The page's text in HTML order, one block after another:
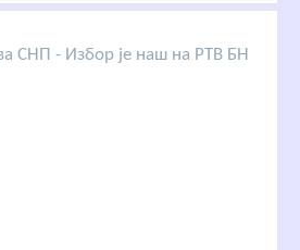
СНП - Избор је наш на РТВ БН